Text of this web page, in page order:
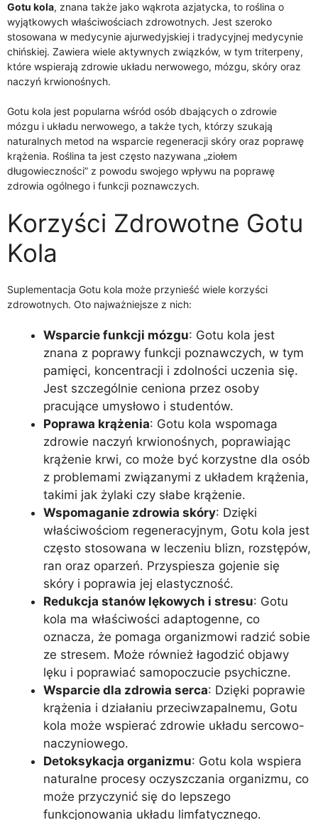
Gotu kola, znana także jako wąkrota azjatycka, to roślina o
wyjątkowych właściwościach zdrowotnych. Jest szeroko
stosowana w medycynie ajurwedyjskiej i tradycyjnej medycynie
chińskiej. Zawiera wiele aktywnych związków, w tym triterpeny,
które wspierają zdrowie układu nerwowego, mózgu, skóry oraz
naczyń krwionośnych.
Gotu kola jest popularna wśród osób dbających o zdrowie
mózgu i układu nerwowego, a także tych, którzy szukają
naturalnych metod na wsparcie regeneracji skóry oraz poprawę
krążenia. Roślina ta jest często nazywana „ziołem
długowieczności” z powodu swojego wpływu na poprawę
zdrowia ogólnego i funkcji poznawczych.
Korzyści Zdrowotne Gotu
Kola
Suplementacja Gotu kola może przynieść wiele korzyści
zdrowotnych. Oto najważniejsze z nich:
Wsparcie funkcji mózgu: Gotu kola jest
znana z poprawy funkcji poznawczych, w tym
pamięci, koncentracji i zdolności uczenia się.
Jest szczególnie ceniona przez osoby
pracujące umysłowo i studentów.
Poprawa krążenia: Gotu kola wspomaga
zdrowie naczyń krwionośnych, poprawiając
krążenie krwi, co może być korzystne dla osób
z problemami związanymi z układem krążenia,
takimi jak żylaki czy słabe krążenie.
Wspomaganie zdrowia skóry: Dzięki
właściwościom regeneracyjnym, Gotu kola jest
często stosowana w leczeniu blizn, rozstępów,
ran oraz oparzeń. Przyspiesza gojenie się
skóry i poprawia jej elastyczność.
Redukcja stanów lękowych i stresu: Gotu
kola ma właściwości adaptogenne, co
oznacza, że pomaga organizmowi radzić sobie
ze stresem. Może również łagodzić objawy
lęku i poprawiać samopoczucie psychiczne.
Wsparcie dla zdrowia serca: Dzięki poprawie
krążenia i działaniu przeciwzapalnemu, Gotu
kola może wspierać zdrowie układu sercowo-
naczyniowego.
Detoksykacja organizmu: Gotu kola wspiera
naturalne procesy oczyszczania organizmu, co
może przyczynić się do lepszego
funkcjonowania układu limfatycznego.